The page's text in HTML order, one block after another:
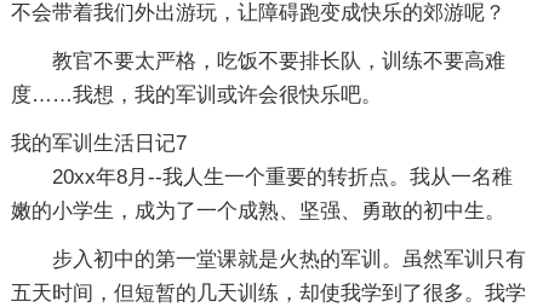
不会带着我们外出游玩，让障碍跑变成快乐的郊游呢？
教官不要太严格，吃饭不要排长队，训练不要高难
度……我想，我的军训或许会很快乐吧。
我的军训生活日记7
20xx年8月--我人生一个重要的转折点。我从一名稚
嫩的小学生，成为了一个成熟、坚强、勇敢的初中生。
步入初中的第一堂课就是火热的军训。虽然军训只有
五天时间，但短暂的几天训练，却使我学到了很多。我学